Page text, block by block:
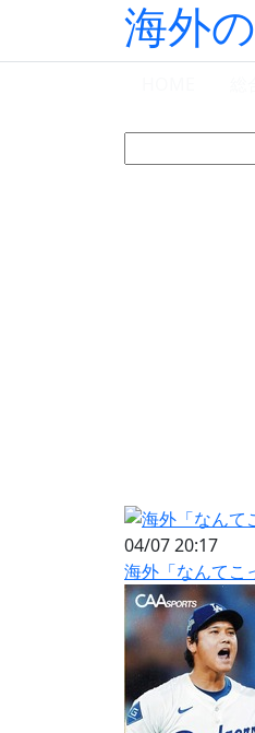
海外
索:
04/07 20:17
海外「なんてこ